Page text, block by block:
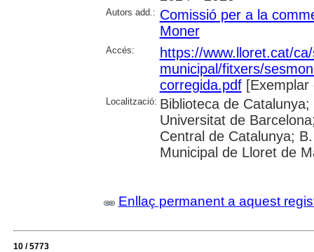
Autors add.: Comissió per a la
Moner
Accés:
https://www.lloret.cat/
municipal/fitxers/
corregida.pdf[Exemplar
Localització: Biblioteca de
Universitat de
Central de Catalunya;
Municipal de Lloret de
Enllaç permanent a aquest
10 / 5773